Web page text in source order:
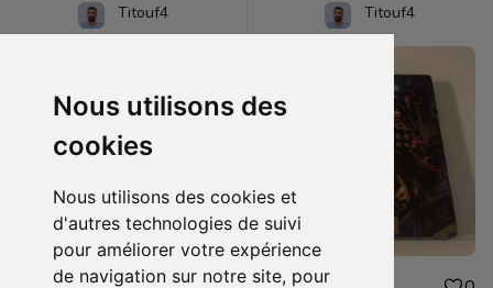
Nous utilisons des
cookies
Nous utilisons des cookies et
d'autres technologies de suivi
pour améliorer votre expérience
de navigation sur notre site, pour
Titouf4 Titouf4